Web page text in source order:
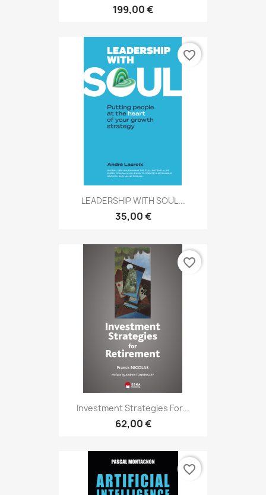
199,00 €
LEADERSHIP WITH SOUL...
35,00 €
favorite_border
Investment Strategies For...
62,00 €
favorite_border
favorite_border